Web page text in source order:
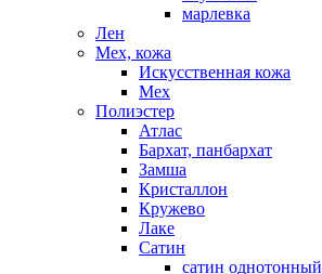
марлевка
Лен
Мех, кожа
Искусственная кожа
Мех
Полиэстер
Атлас
Бархат, панбархат
Замша
Кристаллон
Кружево
Лаке
Сатин
сатин однотонный